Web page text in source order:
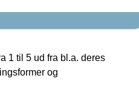
1 til 5 ud fra bl.a. deres
og